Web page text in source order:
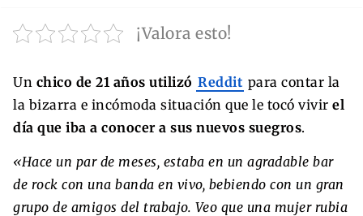
¡Valora esto!
Un chico de 21 años utilizó Reddit para contar la
la bizarra e incómoda situación que le tocó vivir el
día que iba a conocer a sus nuevos suegros.
«Hace un par de meses, estaba en un agradable bar
de rock con una banda en vivo, bebiendo con un gran
grupo de amigos del trabajo. Veo que una mujer rubia